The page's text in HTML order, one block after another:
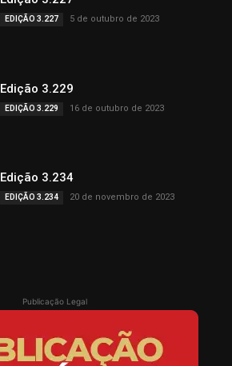
EDIÇÃO 3.227 5 de outubro de 2023
Edição 3.229
EDIÇÃO 3.229 16 de outubro de 2023
Edição 3.234
EDIÇÃO 3.234 20 de novembro de 2023
Publicação Legal